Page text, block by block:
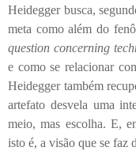
Heidegger busca,
meta como além do
question concerning
e como se relacionar
Heidegger também
artefato desvela uma
meio, mas escolha. E,
isto é, a visão que se faz